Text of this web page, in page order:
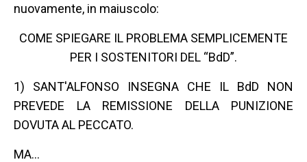
nuovamente, in maiuscolo:
COME SPIEGARE IL PROBLEMA SEMPLICEMENTE
PER I SOSTENITORI DEL “BdD”.
1) SANT'ALFONSO INSEGNA CHE IL BdD NON
PREVEDE LA REMISSIONE DELLA PUNIZIONE
DOVUTA AL PECCATO.
MA…